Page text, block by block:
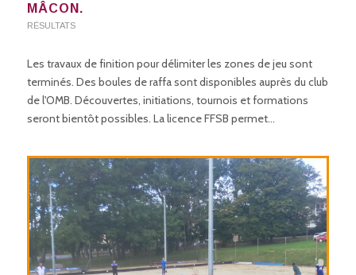
MÂCON.
RÉSULTATS
Les travaux de finition pour délimiter les zones de jeu sont
terminés. Des boules de raffa sont disponibles auprès du club
de l'OMB. Découvertes, initiations, tournois et formations
seront bientôt possibles. La licence FFSB permet…